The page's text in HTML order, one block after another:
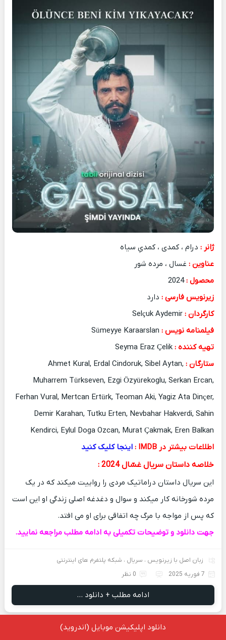
ژانر :درام ، کمدی ، کمدیِ سیاه
عناوین :غسال ، مرده شور
محصول :2024
زیرنویس فارسی :دارد
کارگردان :Selçuk Aydemir
فیلمنامه نویس :Sümeyye Karaarslan
تهیه کننده :Seyma Eraz Çelik
ستارگان : Ahmet Kural, Erdal Cindoruk, Sibel Aytan,
Muharrem Türkseven, Ezgi Özyürekoglu, Serkan Ercan,
Ferhan Vural, Mertcan Ertürk, Teoman Aki, Yagiz Ata Dinçer,
Demir Karahan, Tutku Erten, Nevbahar Hakverdi, Sahin
Kendirci, Eylul Doga Ozcan, Murat Çakmak, Eren Balkan
اطلاعات بیشتر در IMDB :
اینجا کلیک کنید
خلاصه داستان سریال غسّال 2024 :
این سریال داستان دراماتیک مردی را رواییت میکند که در یک
مرده شورخانه کار میکند و سوال و دغدغه اصلی زندگی او این است
که پس از مواجه با مرگ چه اتفاقی برای او می افتد.
جهت دانلود و توضیحات تکمیلی به ادامه مطلب مراجعه نمایید.
زبان اصل با زیرنویس ، سریال ، شبکه پلتفرم های اینترنتی
7 فوریه 2025
0 نظر
ادامه مطلب + دانلود ...
دانلود اپلیکیشن موبایل (اندروید)